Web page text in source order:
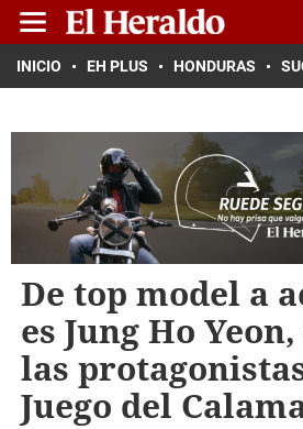
INICIO EH PLUS HONDURAS
De top model a
es Jung Ho
las
Juego del